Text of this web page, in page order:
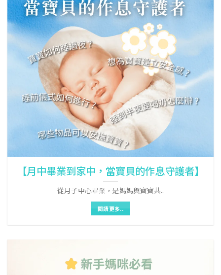
【月中畢業到家中，當寶貝的作息守護者】
從月子中心畢業，是媽媽與寶寶共..
閱讀更多..